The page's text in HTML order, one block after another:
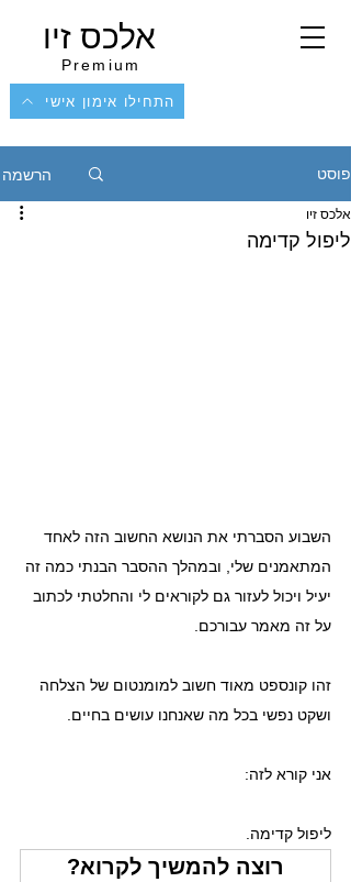
אלכס זיו
Premium
התחילו אימון אישי
פוסט הרשמה
ליפול קדימה
אלכס זיו
השבוע הסברתי את הנושא החשוב הזה לאחד
המתאמנים שלי, ובמהלך ההסבר הבנתי כמה זה
יעיל ויכול לעזור גם לקוראים לי והחלטתי לכתוב
על זה מאמר עבורכם.
זהו קונספט מאוד חשוב למומנטום של הצלחה
ושקט נפשי בכל מה שאנחנו עושים בחיים.
אני קורא לזה:
ליפול קדימה.
רוצה להמשיך לקרוא?